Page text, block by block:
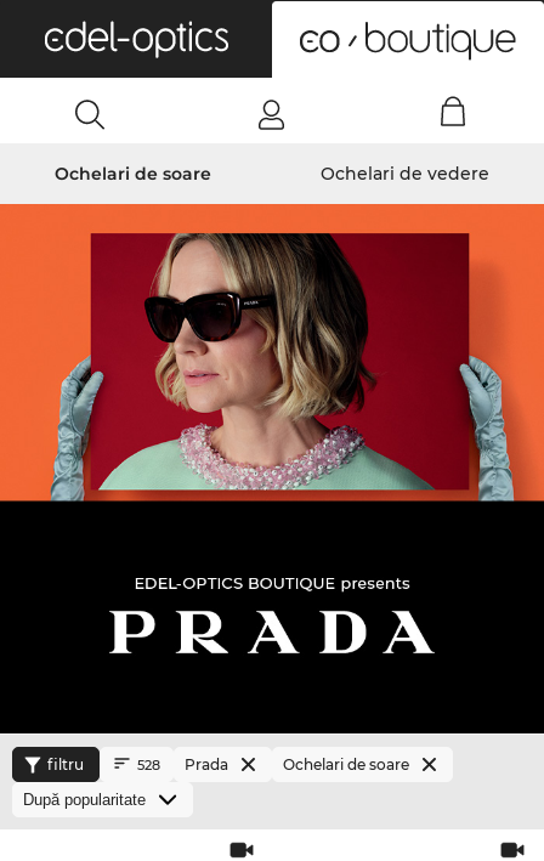
Ochelari de soare Ochelari de vedere
filtru 528 Prada Ochelari de soare